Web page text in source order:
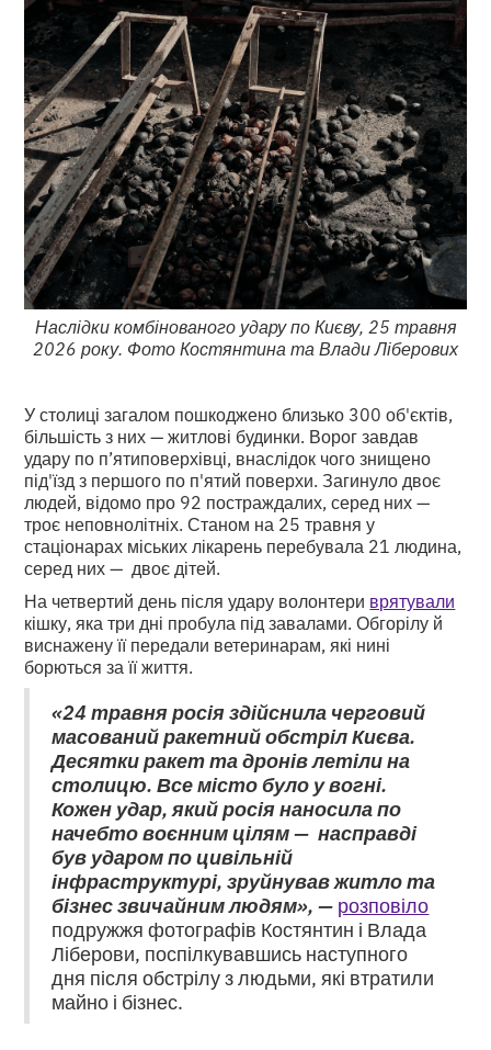
Наслідки комбінованого удару по Києву, 25 травня
2026 року. Фото Костянтина та Влади Ліберових
У столиці загалом пошкоджено близько 300 об'єктів,
більшість з них — житлові будинки. Ворог завдав
удару по п’ятиповерхівці, внаслідок чого знищено
під'їзд з першого по п'ятий поверхи. Загинуло двоє
людей, відомо про 92 постраждалих, серед них —
троє неповнолітніх. Станом на 25 травня у
стаціонарах міських лікарень перебувала 21 людина,
серед них — двоє дітей.
На четвертий день після удару волонтери врятували
кішку, яка три дні пробула під завалами. Обгорілу й
виснажену її передали ветеринарам, які нині
борються за її життя.
«24 травня росія здійснила черговий
масований ракетний обстріл Києва.
Десятки ракет та дронів летіли на
столицю. Все місто було у вогні.
Кожен удар, який росія наносила по
начебто воєнним цілям — насправді
був ударом по цивільній
інфраструктурі, зруйнував житло та
бізнес звичайним людям», —розповіло
подружжя фотографів Костянтин і Влада
Ліберови, поспілкувавшись наступного
дня після обстрілу з людьми, які втратили
майно і бізнес.